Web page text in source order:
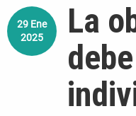
29 Ene
2025
La